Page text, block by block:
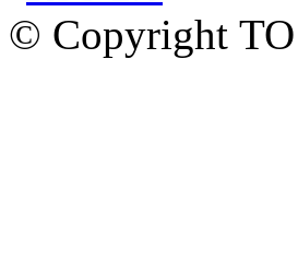
© Copyright